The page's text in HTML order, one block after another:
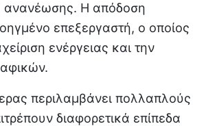
ανανέωσης. Η απόδοση
επεξεργαστή, ο οποίος
ενέργειας και την
περιλαμβάνει πολλαπλούς
διαφορετικά επίπεδα